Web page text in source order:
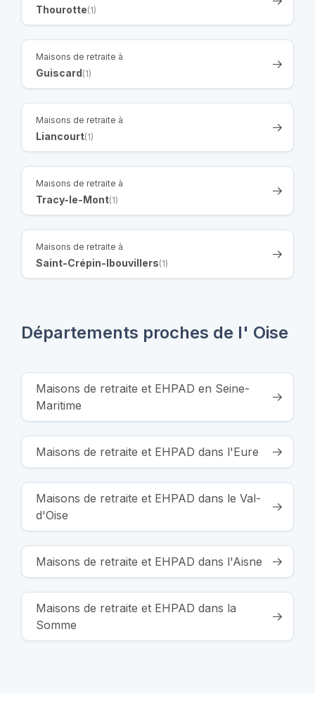
Thourotte(1)
Maisons de retraite à
Guiscard(1)
Maisons de retraite à
Liancourt(1)
Maisons de retraite à
Tracy-le-Mont(1)
Maisons de retraite à
Saint-Crépin-Ibouvillers(1)
Départements proches de l' Oise
Maisons de retraite et EHPAD en Seine-
Maritime
Maisons de retraite et EHPAD dans l'Eure
Maisons de retraite et EHPAD dans le Val-
d'Oise
Maisons de retraite et EHPAD dans l'Aisne
Maisons de retraite et EHPAD dans la
Somme